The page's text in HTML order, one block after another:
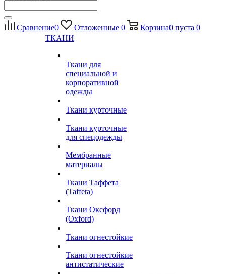
Сравнение0 Отложенные 0 Корзина0 пуста 0
ТКАНИ
Ткани для
специальной и
корпоративной
одежды
Ткани курточные
Ткани курточные
для спецодежды
Мембранные
материалы
Ткани Таффета
(Taffeta)
Ткани Оксфорд
(Oxford)
Ткани огнестойкие
Ткани огнестойкие
антистатические